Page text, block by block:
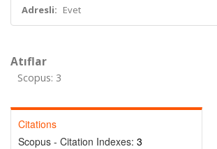
Adresli: Evet
Atıflar
Scopus: 3
Citations
Scopus - Citation Indexes: 3